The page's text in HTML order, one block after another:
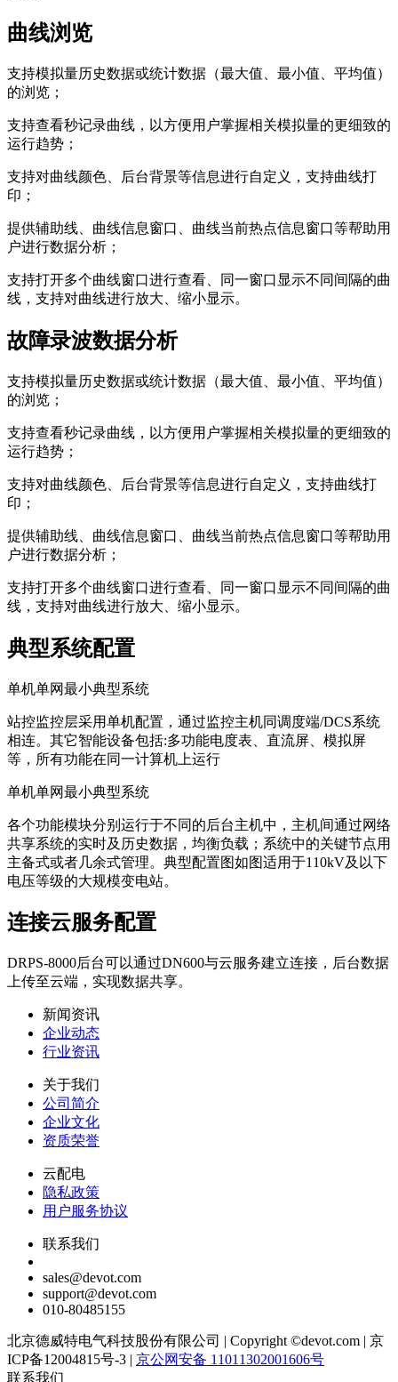
曲线浏览
支持模拟量历史数据或统计数据（最大值、最小值、平均值）
的浏览；
支持查看秒记录曲线，以方便用户掌握相关模拟量的更细致的
运行趋势；
支持对曲线颜色、后台背景等信息进行自定义，支持曲线打
印；
提供辅助线、曲线信息窗口、曲线当前热点信息窗口等帮助用
户进行数据分析；
支持打开多个曲线窗口进行查看、同一窗口显示不同间隔的曲
线，支持对曲线进行放大、缩小显示。
故障录波数据分析
支持模拟量历史数据或统计数据（最大值、最小值、平均值）
的浏览；
支持查看秒记录曲线，以方便用户掌握相关模拟量的更细致的
运行趋势；
支持对曲线颜色、后台背景等信息进行自定义，支持曲线打
印；
提供辅助线、曲线信息窗口、曲线当前热点信息窗口等帮助用
户进行数据分析；
支持打开多个曲线窗口进行查看、同一窗口显示不同间隔的曲
线，支持对曲线进行放大、缩小显示。
典型系统配置
单机单网最小典型系统
站控监控层采用单机配置，通过监控主机同调度端/DCS系统
相连。其它智能设备包括:多功能电度表、直流屏、模拟屏
等，所有功能在同一计算机上运行
单机单网最小典型系统
各个功能模块分别运行于不同的后台主机中，主机间通过网络
共享系统的实时及历史数据，均衡负载；系统中的关键节点用
主备式或者几余式管理。典型配置图如图适用于110kV及以下
电压等级的大规模变电站。
连接云服务配置
DRPS-8000后台可以通过DN600与云服务建立连接，后台数据
上传至云端，实现数据共享。
新闻资讯
企业动态
行业资讯
关于我们
公司简介
企业文化
资质荣誉
云配电
隐私政策
用户服务协议
联系我们
sales@devot.com
support@devot.com
010-80485155
北京德威特电气科技股份有限公司 | Copyright ©devot.com | 京
ICP备12004815号-3 | 京公网安备 11011302001606号
联系我们